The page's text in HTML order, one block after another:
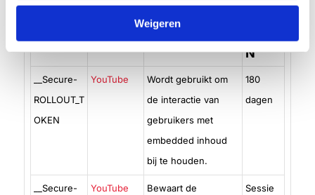
Weigeren
N
__Secure-
ROLLOUT_T
OKEN
YouTube
Wordt gebruikt om
de interactie van
gebruikers met
embedded inhoud
bij te houden.
180
dagen
__Secure-
YouTube
Bewaart de
Sessie